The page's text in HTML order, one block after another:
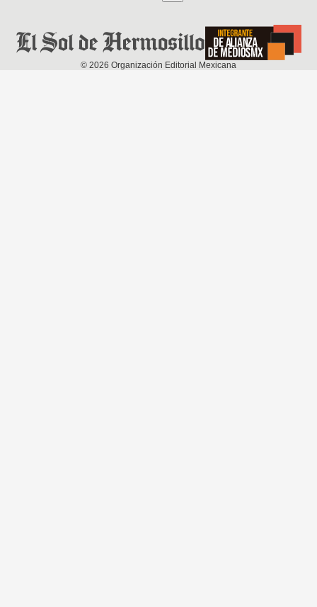
© 2026 Organización Editorial Mexicana